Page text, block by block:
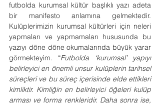
futbolda kurumsal kültür başlıklı yazı adeta
bir manifesto anlamına gelmektedir.
Kulüplerimizin kurumsal kültürleri için neleri
yapmaları ve yapmamaları hususunda bu
yazıyı döne döne okumalarında büyük yarar
görmekteyim. “Futbolda ‘kurumsal’ yapıyı
belirleyici en önemli unsur kulüplerin tarihsel
süreçleri ve bu süreç içerisinde elde ettikleri
kimliktir. Kimliğin en belirleyici öğeleri kulüp
arması ve forma renkleridir. Daha sonra ise,